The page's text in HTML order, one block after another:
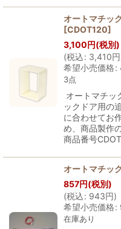
オートマチッ
[CDOT120]
3,100円(税別)
(税込: 3,410円
希望小売価格:
3点
オートマチ
ックドア用の
に合わせてお
め、商品製作
商品番号
オートマチッ
857円(税別)
(税込: 943円)
希望小売価格:
在庫あり